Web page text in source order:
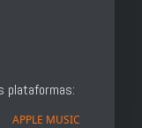
plataformas:
APPLE MUSIC